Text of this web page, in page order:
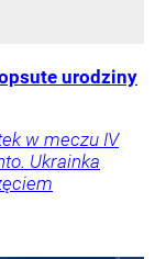
urodziny
w meczu IV
Ukrainka